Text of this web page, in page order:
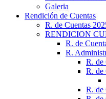
Galeria
Rendición de Cuentas
R. de Cuentas
RENDICION
R. de
R.
R. de
R. de
R. de